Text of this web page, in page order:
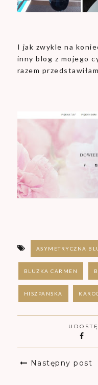
I jak zwykle na
inny blog z mojego
razem przedstawiłam
ASYMETRYCZNA
BLUZKA CARMEN
HISZPANSKA
Następny post